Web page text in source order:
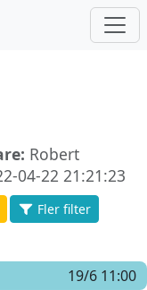
Robert
04-22 21:21:23
Fler filter
19/6 11:00